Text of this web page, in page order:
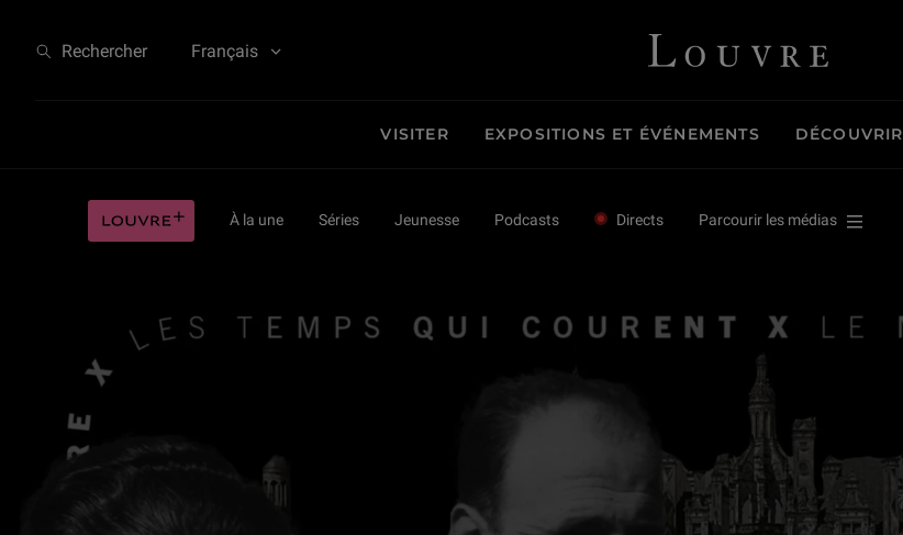
Rechercher Français Louvre - Retour à l'accueil
VISITER EXPOSITIONS ET ÉVÉNEMENTS DÉCOUVRIR
À la une Séries Jeunesse Podcasts Directs Parcourir les médias